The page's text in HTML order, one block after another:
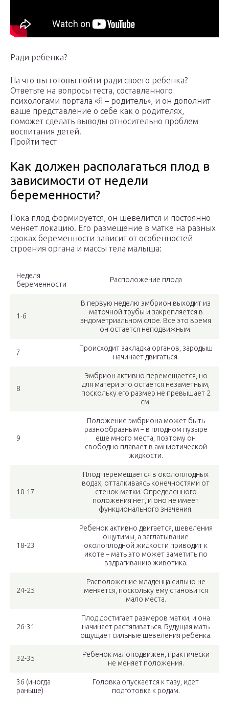
Ради ребенка?
На что вы готовы пойти ради своего ребенка?
Ответьте на вопросы теста, составленного
психологами портала «Я – родитель», и он дополнит
ваше представление о себе как о родителях,
поможет сделать выводы относительно проблем
воспитания детей.
Пройти тест
Как должен располагаться плод в
зависимости от недели
беременности?
Пока плод формируется, он шевелится и постоянно
меняет локацию. Его размещение в матке на разных
сроках беременности зависит от особенностей
строения органа и массы тела малыша:
Неделя
беременности
Расположение плода
1-6
В первую неделю эмбрион выходит из
маточной трубы и закрепляется в
эндометриальном слое. Все это время
он остается неподвижным.
7
Происходит закладка органов, зародыш
начинает двигаться.
8
Эмбрион активно перемещается, но
для матери это остается незаметным,
поскольку его размер не превышает 2
см.
9
Положение эмбриона может быть
разнообразным – в плодном пузыре
еще много места, поэтому он
свободно плавает в амниотической
жидкости.
10-17
Плод перемещается в околоплодных
водах, отталкиваясь конечностями от
стенок матки. Определенного
положения нет, и оно не имеет
функционального значения.
18-23
Ребенок активно двигается, шевеления
ощутимы, а заглатывание
околоплодной жидкости приводит к
икоте – мать это может заметить по
вздрагиванию животика.
24-25
Расположение младенца сильно не
меняется, поскольку ему становится
мало места.
26-31
Плод достигает размеров матки, и она
начинает растягиваться. Будущая мать
ощущает сильные шевеления ребенка.
32-35
Ребенок малоподвижен, практически
не меняет положения.
36 (иногда
раньше)
Головка опускается к тазу, идет
подготовка к родам.